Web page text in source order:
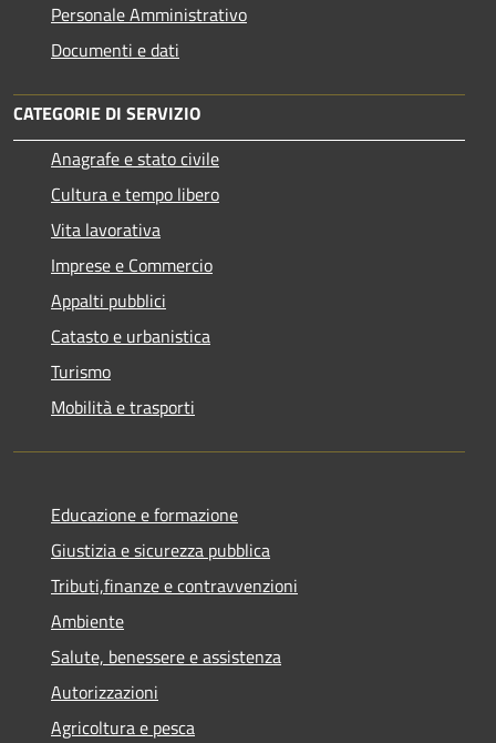
Personale Amministrativo
Documenti e dati
CATEGORIE DI SERVIZIO
Anagrafe e stato civile
Cultura e tempo libero
Vita lavorativa
Imprese e Commercio
Appalti pubblici
Catasto e urbanistica
Turismo
Mobilità e trasporti
Educazione e formazione
Giustizia e sicurezza pubblica
Tributi,finanze e contravvenzioni
Ambiente
Salute, benessere e assistenza
Autorizzazioni
Agricoltura e pesca